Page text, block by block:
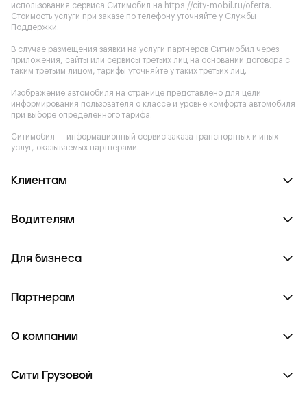
использования сервиса Ситимобил на https://city-mobil.ru/oferta.
Стоимость услуги при заказе по телефону уточняйте у Службы
Поддержки.
В случае размещения заявки на услуги партнеров Ситимобил через
приложения, сайты или сервисы третьих лиц на основании договора с
таким третьим лицом, тарифы уточняйте у таких третьих лиц.
Изображение автомобиля на странице представлено для цели
информирования пользователя о классе и уровне комфорта автомобиля
при выборе определенного тарифа.
Ситимобил — информационный сервис заказа транспортных и иных
услуг, оказываемых партнерами.
Клиентам
Водителям
Для бизнеса
Партнерам
О компании
Сити Грузовой